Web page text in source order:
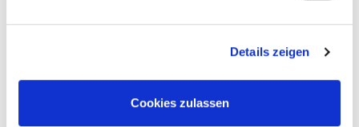
Details zeigen
Cookies zulassen